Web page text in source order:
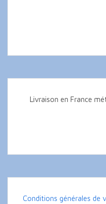
Livraison en France
Conditions générales de